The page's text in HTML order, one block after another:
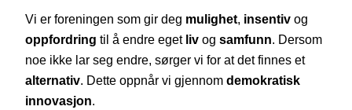
Vi er foreningen som gir deg mulighet, insentiv og
oppfordring til å endre eget liv og samfunn. Dersom
noe ikke lar seg endre, sørger vi for at det finnes et
alternativ. Dette oppnår vi gjennom demokratisk
innovasjon.